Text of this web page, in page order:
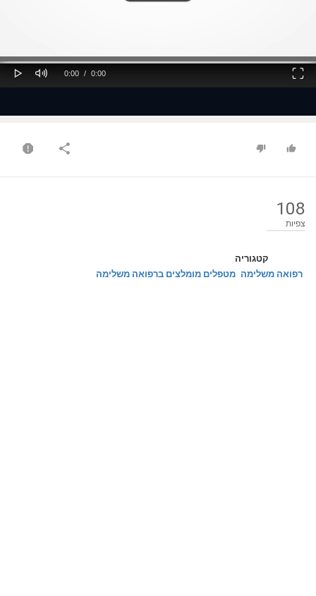
Play Mute
Current
0:00 /
Duration
0:00
Fullscreen
108
צפיות
קטגוריה
רפואה משלימה מטפלים מומלצים ברפואה משלימה